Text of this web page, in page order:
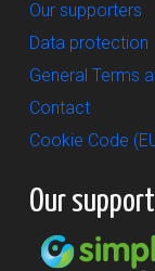
Our supporters
Data protection
General Terms
Contact
Cookie Code
Our